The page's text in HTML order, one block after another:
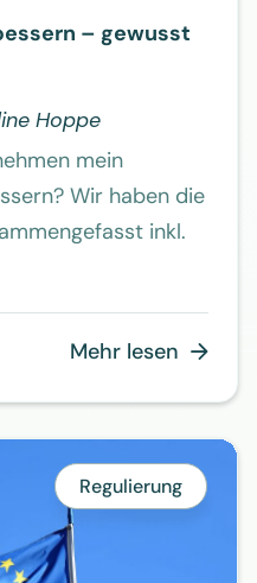
– gewusst
Hoppe
mein
Wir haben die
inkl.
Mehr lesen 
Regulierung